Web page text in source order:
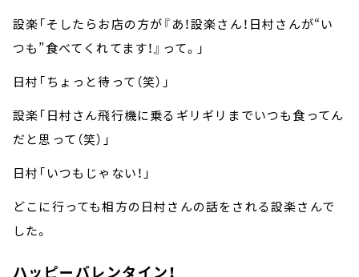
設楽「そしたらお店の方が『あ！設楽さん！日村さんが“い
つも”食べてくれてます！』って。」
日村「ちょっと待って（笑）」
設楽「日村さん飛行機に乗るギリギリまでいつも食ってん
だと思って（笑）」
日村「いつもじゃない！」
どこに行っても相方の日村さんの話をされる設楽さんで
した。
ハッピーバレンタイン！